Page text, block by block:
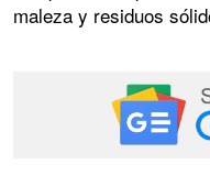
maleza y residuos